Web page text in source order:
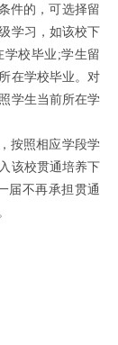
件的，可选择留
学习，如该校下
学校毕业;学生留
在学校毕业。对
学生当前所在学
按照相应学段学
该校贯通培养下
届不再承担贯通